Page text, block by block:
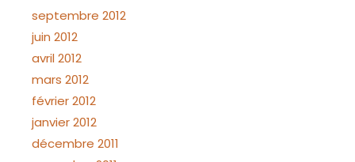
septembre 2012
juin 2012
avril 2012
mars 2012
février 2012
janvier 2012
décembre 2011